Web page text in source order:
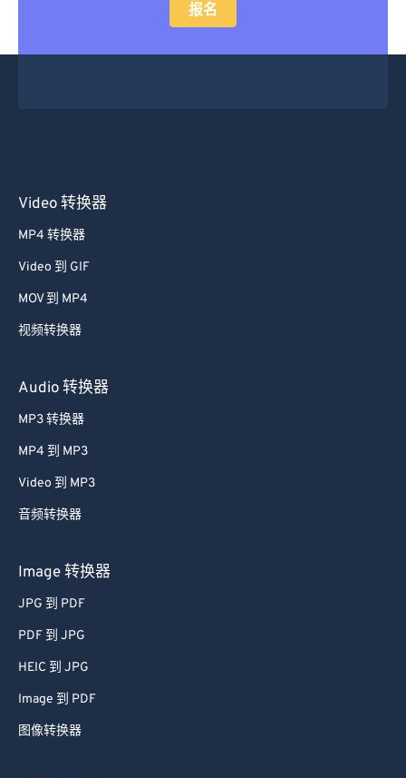
报名
Video 转换器
MP4 转换器
Video 到 GIF
MOV 到 MP4
视频转换器
Audio 转换器
MP3 转换器
MP4 到 MP3
Video 到 MP3
音频转换器
Image 转换器
JPG 到 PDF
PDF 到 JPG
HEIC 到 JPG
Image 到 PDF
图像转换器